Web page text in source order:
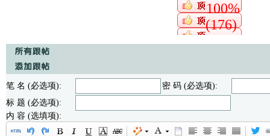
100%
(176)
笔 名 (必选项):
密 码 (必选项):
标 题 (必选项):
内 容 (选填项):